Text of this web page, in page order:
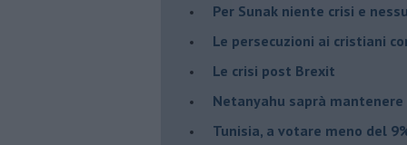
Per Sunak niente crisi e
Le persecuzioni ai cristiani
Le crisi post Brexit
Netanyahu saprà mantenere
Tunisia, a votare meno del